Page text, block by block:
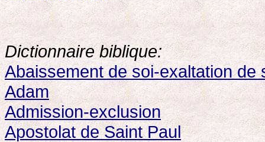
Dictionnaire biblique:
Abaissement de soi-exaltation de
Adam
Admission-exclusion
Apostolat de Saint Paul